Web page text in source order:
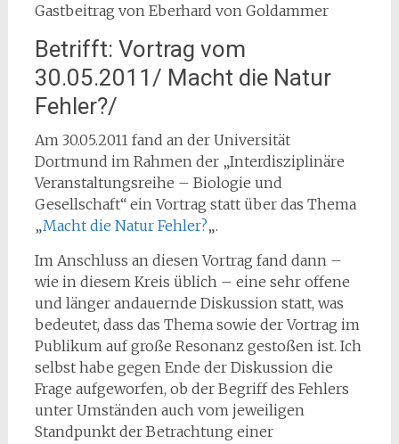
Gastbeitrag von Eberhard von Goldammer
Betrifft: Vortrag vom
30.05.2011/ Macht die Natur
Fehler?/
Am 30.05.2011 fand an der Universität
Dortmund im Rahmen der „Interdisziplinäre
Veranstaltungsreihe – Biologie und
Gesellschaft“ ein Vortrag statt über das Thema
„Macht die Natur Fehler?„.
Im Anschluss an diesen Vortrag fand dann –
wie in diesem Kreis üblich – eine sehr offene
und länger andauernde Diskussion statt, was
bedeutet, dass das Thema sowie der Vortrag im
Publikum auf große Resonanz gestoßen ist. Ich
selbst habe gegen Ende der Diskussion die
Frage aufgeworfen, ob der Begriff des Fehlers
unter Umständen auch vom jeweiligen
Standpunkt der Betrachtung einer